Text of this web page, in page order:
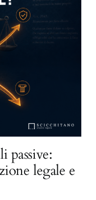
passive:
legale e